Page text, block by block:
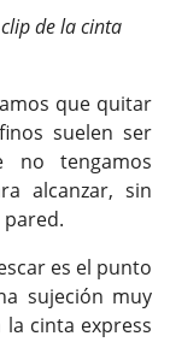
de la cinta
que quitar
suelen ser
no tengamos
alcanzar, sin
es el punto
sujeción muy
cinta express